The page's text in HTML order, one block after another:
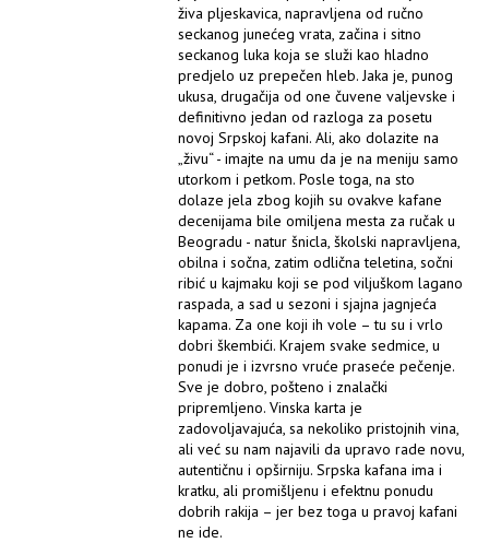
živa pljeskavica, napravljena od ručno
seckanog junećeg vrata, začina i sitno
seckanog luka koja se služi kao hladno
predjelo uz prepečen hleb. Jaka je, punog
ukusa, drugačija od one čuvene valjevske i
definitivno jedan od razloga za posetu
novoj Srpskoj kafani. Ali, ako dolazite na
„živu“ - imajte na umu da je na meniju samo
utorkom i petkom. Posle toga, na sto
dolaze jela zbog kojih su ovakve kafane
decenijama bile omiljena mesta za ručak u
Beogradu - natur šnicla, školski napravljena,
obilna i sočna, zatim odlična teletina, sočni
ribić u kajmaku koji se pod viljuškom lagano
raspada, a sad u sezoni i sjajna jagnjeća
kapama. Za one koji ih vole – tu su i vrlo
dobri škembići. Krajem svake sedmice, u
ponudi je i izvrsno vruće praseće pečenje.
Sve je dobro, pošteno i znalački
pripremljeno. Vinska karta je
zadovoljavajuća, sa nekoliko pristojnih vina,
ali već su nam najavili da upravo rade novu,
autentičnu i opširniju. Srpska kafana ima i
kratku, ali promišljenu i efektnu ponudu
dobrih rakija – jer bez toga u pravoj kafani
ne ide.